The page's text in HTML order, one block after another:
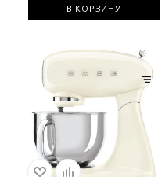
В КОРЗИНУ